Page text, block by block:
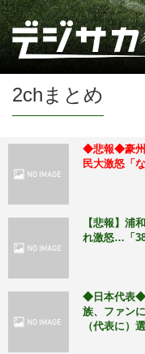
2chまとめ
◆悲報◆豪州
民大激怒「
【悲報】浦
れ激怒…「38
◆日本代表◆
族、ファン
（代表に）